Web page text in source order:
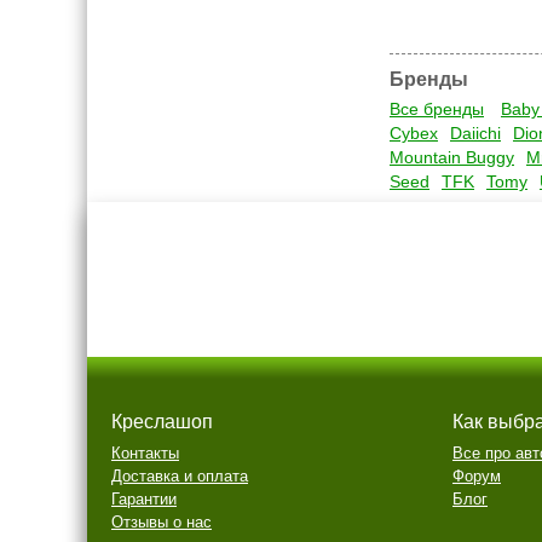
Бренды
Все бренды
Cybex
Daiichi
Mountain Buggy
Seed
TFK Tomy
Креслашоп
Контакты
Доставка и оплата
Гарантии
Отзывы о нас
Как
Все про
Форум
Блог